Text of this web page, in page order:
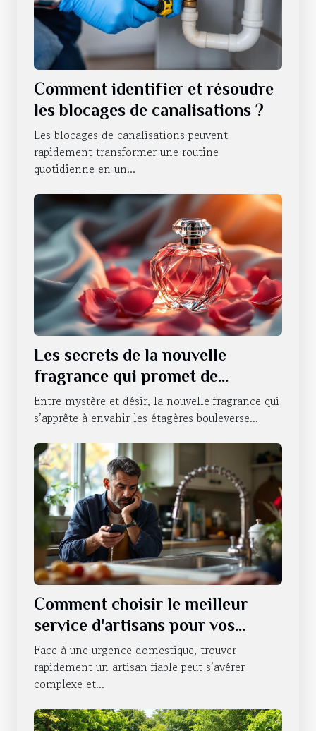
Comment identifier et résoudre
les blocages de canalisations ?
Les blocages de canalisations peuvent
rapidement transformer une routine
quotidienne en un...
Les secrets de la nouvelle
fragrance qui promet de
révolutionner la séduction
Entre mystère et désir, la nouvelle fragrance qui
s’apprête à envahir les étagères bouleverse...
Comment choisir le meilleur
service d'artisans pour vos
urgences domestiques ?
Face à une urgence domestique, trouver
rapidement un artisan fiable peut s’avérer
complexe et...